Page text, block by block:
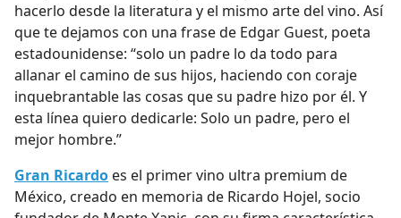
hacerlo desde la literatura y el mismo arte del vino. Así
que te dejamos con una frase de Edgar Guest, poeta
estadounidense: “solo un padre lo da todo para
allanar el camino de sus hijos, haciendo con coraje
inquebrantable las cosas que su padre hizo por él. Y
esta línea quiero dedicarle: Solo un padre, pero el
mejor hombre.”
Gran Ricardo es el primer vino ultra premium de
México, creado en memoria de Ricardo Hojel, socio